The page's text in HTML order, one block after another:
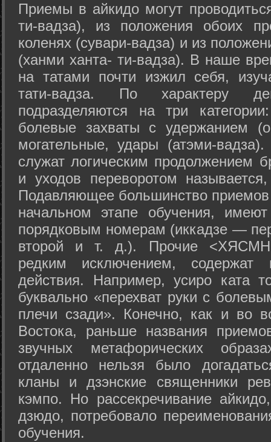
Приемы в айкидо могут
ти-вадза), из положения обоих
коленях (сувари-вадза) и из
(ханми ханта- ти-вадза). В наше
на татами почти изжил себя,
тати-вадза. По характеру
подразделяются на три
болевые захваты с удержанием
могательные, удары (атэми-
служат логическим продолжением
и уходов переворотом
Подавляющее большинство
начальном этапе обучения,
порядковым номерам (иккадзе —
второй и т. д.). Прочие
редким исключением, содержат
действия. Например, усиро ката
буквально «перехват руки с
плечи сзади». Конечно, как и во
Востока, раньше названия
звучных метафорических
отдаленно нельзя было
кланы и дзэнские священники
кэмпо. Но рассекречивание
дзюдо, потребовало
обучения.